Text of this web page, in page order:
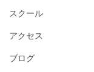
スクール
アクセス
ブログ